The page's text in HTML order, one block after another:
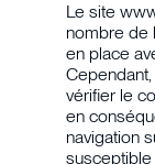
Le site
nombre de
en place
Cependant,
vérifier le
en
navigation
susceptible